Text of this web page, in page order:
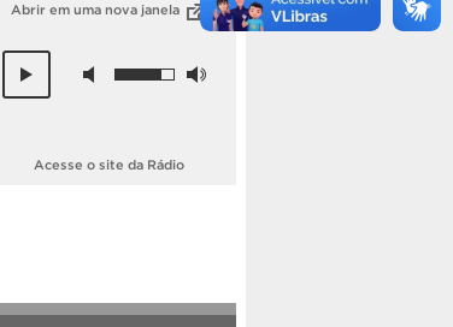
Abrir em uma nova janela
Acesse o site da Rádio